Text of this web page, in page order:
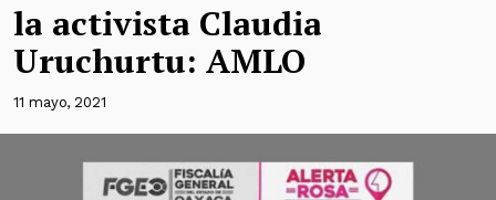
la activista Claudia
Uruchurtu: AMLO
11 mayo, 2021